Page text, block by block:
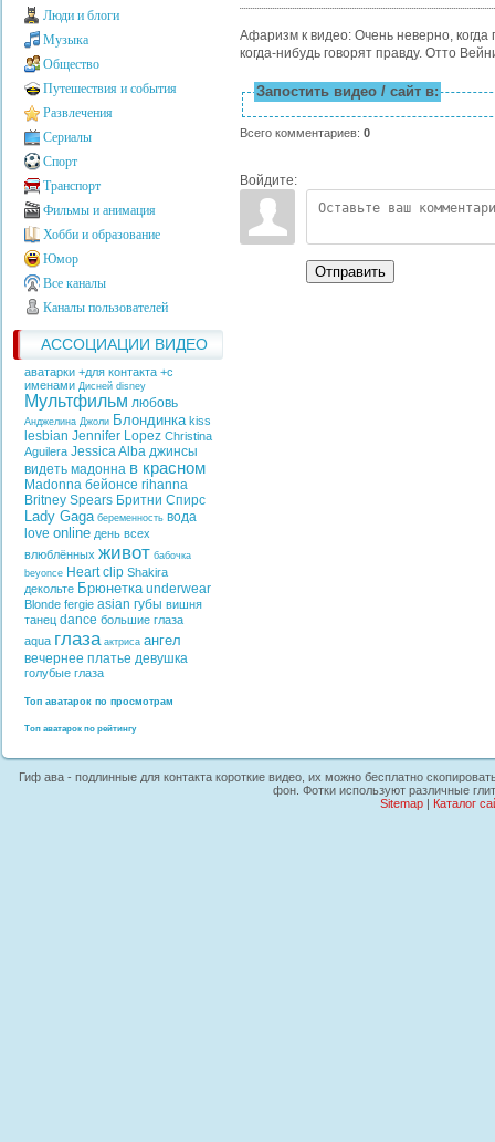
Люди и блоги
Музыка
Общество
Путешествия и события
Развлечения
Сериалы
Спорт
Транспорт
Фильмы и анимация
Хобби и образование
Юмор
Все каналы
Каналы пользователей
АССОЦИАЦИИ ВИДЕО
аватарки +для контакта +с
именами Дисней disney
Мультфильм любовь
Анджелина Джоли Блондинка kiss
lesbian Jennifer Lopez Christina
Aguilera Jessica Alba джинсы
видеть мадонна в красном
Madonna бейонсе rihanna
Britney Spears Бритни Спирс
Lady Gaga беременность вода
love online день всех
влюблённых живот бабочка
beyonce Heart clip Shakira
декольте Брюнетка underwear
Blonde fergie asian губы вишня
танец dance большие глаза
aqua глаза актриса ангел
вечернее платье девушка
голубые глаза
Топ аватарок по просмотрам
Топ аватарок по рейтингу
Афаризм к видео: Очень неверно, когда
когда-нибудь говорят правду. Отто
Запостить видео / сайт в:
Всего комментариев: 0
Войдите:
Отправить
Гиф ава - подлинные для контакта короткие видео, их можно бесплатно
фон. Фотки используют различные
Sitemap| Каталог